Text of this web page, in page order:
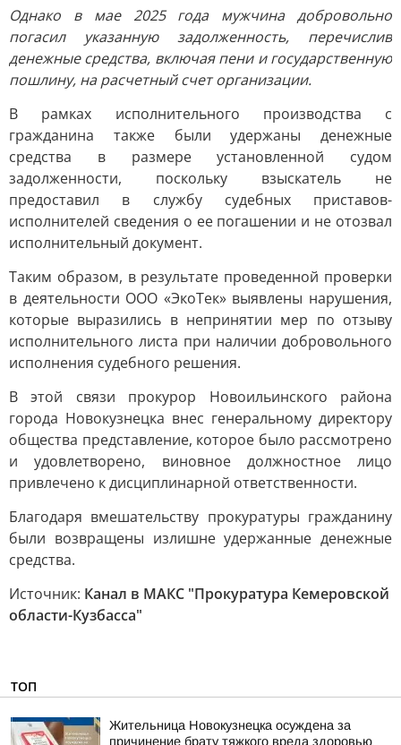
Однако в мае 2025 года мужчина добровольно
погасил указанную задолженность, перечислив
денежные средства, включая пени и государственную
пошлину, на расчетный счет организации.
В рамках исполнительного производства с
гражданина также были удержаны денежные
средства в размере установленной судом
задолженности, поскольку взыскатель не
предоставил в службу судебных приставов-
исполнителей сведения о ее погашении и не отозвал
исполнительный документ.
Таким образом, в результате проведенной проверки
в деятельности ООО «ЭкоТек» выявлены нарушения,
которые выразились в непринятии мер по отзыву
исполнительного листа при наличии добровольного
исполнения судебного решения.
В этой связи прокурор Новоильинского района
города Новокузнецка внес генеральному директору
общества представление, которое было рассмотрено
и удовлетворено, виновное должностное лицо
привлечено к дисциплинарной ответственности.
Благодаря вмешательству прокуратуры гражданину
были возвращены излишне удержанные денежные
средства.
Источник: Канал в МАКС "Прокуратура Кемеровской
области-Кузбасса"
ТОП
Жительница Новокузнецка осуждена за
причинение брату тяжкого вреда здоровью